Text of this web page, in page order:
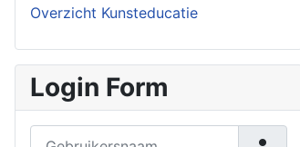
Overzicht Kunsteducatie
Login Form